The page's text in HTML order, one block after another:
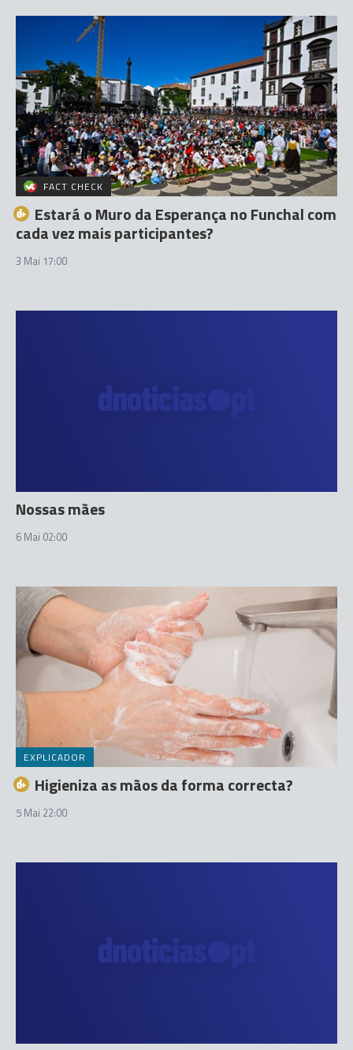
FACT CHECK
Estará o Muro da Esperança no Funchal com
cada vez mais participantes?
3 Mai 17:00
Nossas mães
6 Mai 02:00
EXPLICADOR
Higieniza as mãos da forma correcta?
5 Mai 22:00